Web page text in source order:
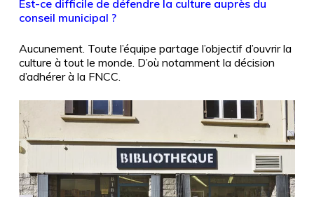
Est-ce difficile de défendre la culture auprès du
conseil municipal ?
Aucunement. Toute l’équipe partage l’objectif d’ouvrir la
culture à tout le monde. D’où notamment la décision
d’adhérer à la FNCC.